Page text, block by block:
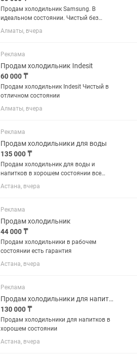
Продам холодильник Samsung. В
идеальном состоянии. Чистый без
запахов резинки целые. Возможно
доставка
Алматы, вчера
Реклама
Продам холодильник Indesit
60 000 ₸
Продам холодильник Indesit Чистый в
отличном состоянии
Алматы, вчера
Реклама
Продам холодильники для воды
135 000 ₸
Продам холодильник для воды и
напитков в хорошем состоянии все
работает без дефектов
Астана, вчера
Реклама
Продам холодильник
44 000 ₸
Продам холодильники в рабочем
состоянии есть гарантия
Астана, вчера
Реклама
Продам холодильники для напитков в хорошем состоянии
130 000 ₸
Продам холодильники для напитков в
хорошем состоянии
Астана, вчера